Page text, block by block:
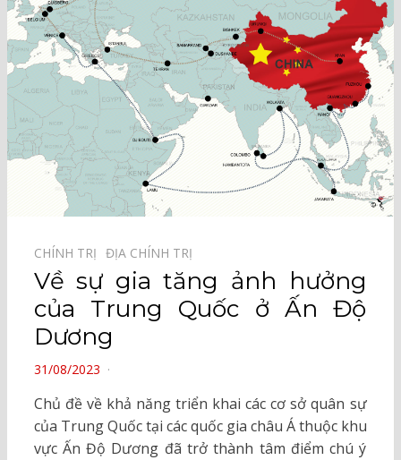
CHÍNH TRỊ⠀ ĐỊA CHÍNH TRỊ⠀
Về sự gia tăng ảnh hưởng
của Trung Quốc ở Ấn Độ
Dương
POSTED
31/08/2023
Chủ đề về khả năng triển khai các cơ sở quân sự
của Trung Quốc tại các quốc gia châu Á thuộc khu
vực Ấn Độ Dương đã trở thành tâm điểm chú ý